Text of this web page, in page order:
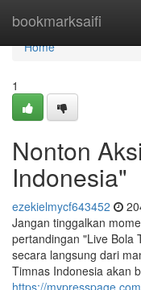
bookmarksaifi
Home
Home
1
Nonton
Indonesia"
ezekielmycf643452
Jangan tinggalkan
pertandingan "Live Bola
secara langsung dari
Timnas Indonesia akan
https://